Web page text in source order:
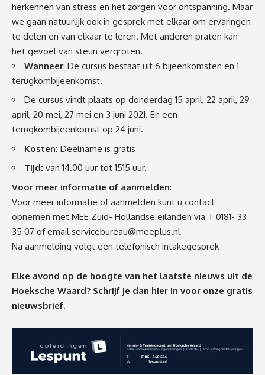
herkennen van stress en het zorgen voor ontspanning. Maar
we gaan natuurlijk ook in gesprek met elkaar om ervaringen
te delen en van elkaar te leren. Met anderen praten kan
het gevoel van steun vergroten.
Wanneer: De cursus bestaat uit 6 bijeenkomsten en 1
terugkombijeenkomst.
De cursus vindt plaats op donderdag 15 april, 22 april, 29
april, 20 mei, 27 mei en 3 juni 2021. En een
terugkombijeenkomst op 24 juni.
Kosten: Deelname is gratis
Tijd: van 14.00 uur tot 1515 uur.
Voor meer informatie of aanmelden:
Voor meer informatie of aanmelden kunt u contact
opnemen met MEE Zuid- Hollandse eilanden via T 0181- 33
35 07 of emailservicebureau@meeplus.nl
Na aanmelding volgt een telefonisch intakegesprek
Elke avond op de hoogte van het laatste nieuws uit de
Hoeksche Waard? Schrijf je dan hier in voor onze gratis
nieuwsbrief.